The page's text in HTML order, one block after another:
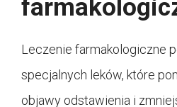
Leczenie farmakologiczne
specjalnych leków, które
objawy odstawienia i